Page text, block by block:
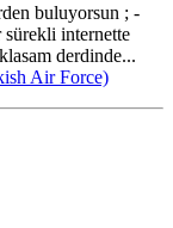
buluyorsun ; -
internette
derdinde...
Air Force)